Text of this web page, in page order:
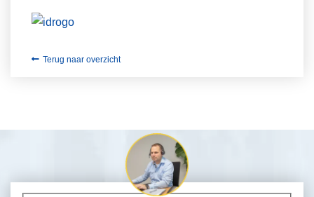
Terug naar overzicht